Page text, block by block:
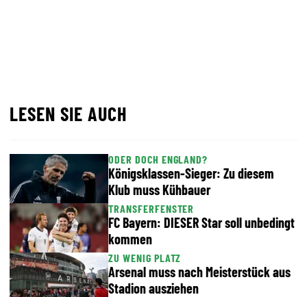
LESEN SIE AUCH
ODER DOCH ENGLAND?
Königsklassen-Sieger: Zu diesem
Klub muss Kühbauer
TRANSFERFENSTER
FC Bayern: DIESER Star soll unbedingt
kommen
ZU WENIG PLATZ
Arsenal muss nach Meisterstück aus
Stadion ausziehen